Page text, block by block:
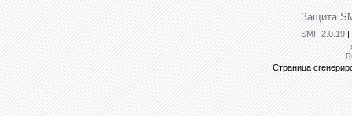
Защита
SMF 2.0.19 |
Страница